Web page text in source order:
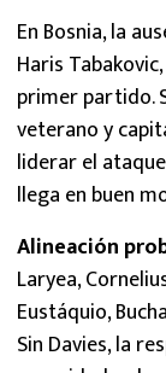
En Bosnia, la
Haris
primer partido.
veterano y
liderar el
llega en buen
Alineación
Laryea,
Eustáquio,
Sin Davies, la